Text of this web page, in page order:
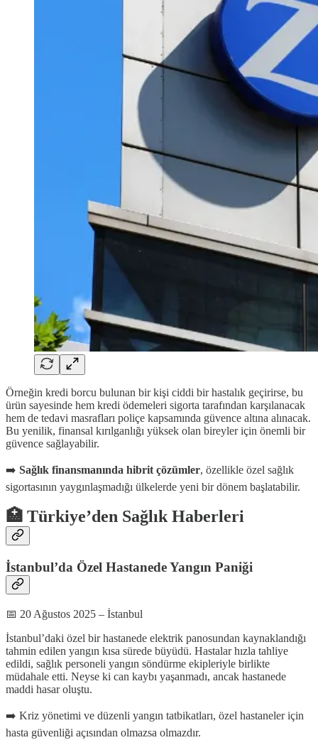
Örneğin kredi borcu bulunan bir kişi ciddi bir hastalık geçirirse, bu
ürün sayesinde hem kredi ödemeleri sigorta tarafından karşılanacak
hem de tedavi masrafları poliçe kapsamında güvence altına alınacak.
Bu yenilik, finansal kırılganlığı yüksek olan bireyler için önemli bir
güvence sağlayabilir.
➡️ Sağlık finansmanında hibrit çözümler, özellikle özel sağlık
sigortasının yaygınlaşmadığı ülkelerde yeni bir dönem başlatabilir.
🏥 Türkiye’den Sağlık Haberleri
İstanbul’da Özel Hastanede Yangın Paniği
📅 20 Ağustos 2025 – İstanbul
İstanbul’daki özel bir hastanede elektrik panosundan kaynaklandığı
tahmin edilen yangın kısa sürede büyüdü. Hastalar hızla tahliye
edildi, sağlık personeli yangın söndürme ekipleriyle birlikte
müdahale etti. Neyse ki can kaybı yaşanmadı, ancak hastanede
maddi hasar oluştu.
➡️ Kriz yönetimi ve düzenli yangın tatbikatları, özel hastaneler için
hasta güvenliği açısından olmazsa olmazdır.